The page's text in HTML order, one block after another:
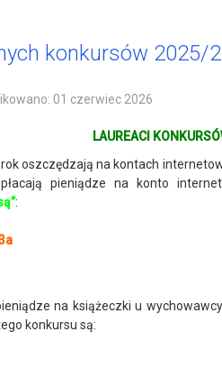
konkursów 2025/
01 czerwiec 2026
LAUREACI
oszczędzają na kontach
pieniądze na konto
:
na książeczki u
konkursu są: